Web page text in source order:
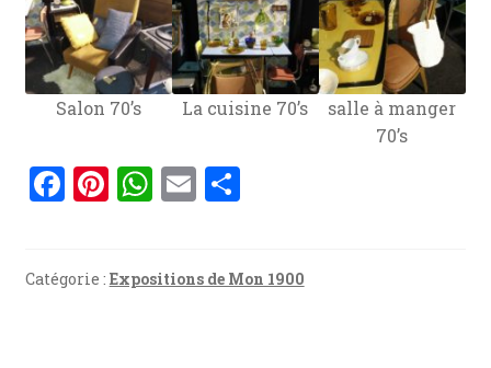
Salon 70’s La cuisine 70’s
salle à manger
70’s
F
b
Pi
es
W
s
E
l
P
g
Catégorie : Expositions de Mon 1900